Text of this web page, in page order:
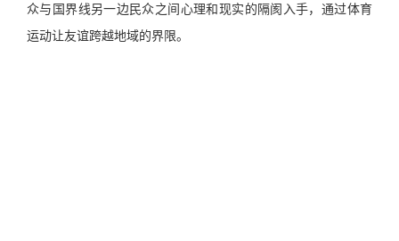
众与国界线另一边民众之间心理和现实的隔阂入手， 通过体育
运动让友谊跨越地域的界限。